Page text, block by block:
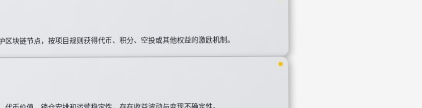
块链节点，按项目规则获得代币、积分、空投或其他权益的激励机制。